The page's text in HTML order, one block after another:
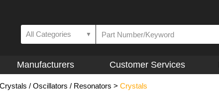
All Categories ▼
Manufacturers Customer Services
Crystals / Oscillators / Resonators > Crystals